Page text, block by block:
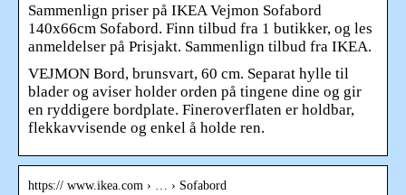
Sammenlign priser på IKEA Vejmon Sofabord
140x66cm Sofabord. Finn tilbud fra 1 butikker, og les
anmeldelser på Prisjakt. Sammenlign tilbud fra IKEA.
VEJMON Bord, brunsvart, 60 cm. Separat hylle til
blader og aviser holder orden på tingene dine og gir
en ryddigere bordplate. Fineroverflaten er holdbar,
flekkavvisende og enkel å holde ren.
https:// www.ikea.com › … › Sofabord